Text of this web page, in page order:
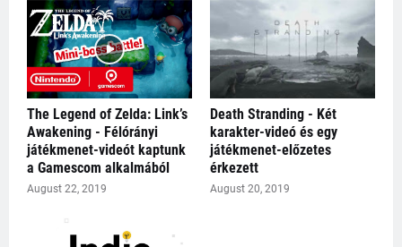
The Legend of Zelda: Link’s
Awakening - Félórányi
játékmenet-videót kaptunk
a Gamescom alkalmából
August 22, 2019
Death Stranding - Két
karakter-videó és egy
játékmenet-előzetes
érkezett
August 20, 2019